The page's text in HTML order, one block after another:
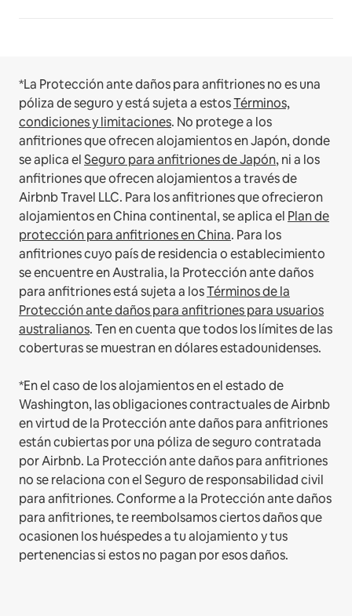
*La Protección ante daños para anfitriones no es una
póliza de seguro y está sujeta a estosTérminos,
condiciones y limitaciones. No protege a los
anfitriones que ofrecen alojamientos en Japón, donde
se aplica elSeguro para anfitriones de Japón, ni a los
anfitriones que ofrecen alojamientos a través de
Airbnb Travel LLC. Para los anfitriones que ofrecieron
alojamientos en China continental, se aplica el Plan de
protección para anfitriones en China. Para los
anfitriones cuyo país de residencia o establecimiento
se encuentre en Australia, la Protección ante daños
para anfitriones está sujeta a losTérminos de la
Protección ante daños para anfitriones para usuarios
australianos. Ten en cuenta que todos los límites de las
coberturas se muestran en dólares estadounidenses.
*En el caso de los alojamientos en el estado de
Washington, las obligaciones contractuales de Airbnb
en virtud de la Protección ante daños para anfitriones
están cubiertas por una póliza de seguro contratada
por Airbnb. La Protección ante daños para anfitriones
no se relaciona con el Seguro de responsabilidad civil
para anfitriones. Conforme a la Protección ante daños
para anfitriones, te reembolsamos ciertos daños que
ocasionen los huéspedes a tu alojamiento y tus
pertenencias si estos no pagan por esos daños.